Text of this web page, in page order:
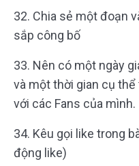
32. Chia sẻ một đoạn
sắp công bố
33. Nên có một ngày
và một thời gian cụ
với các Fans của mình.
34. Kêu gọi like trong
động like)